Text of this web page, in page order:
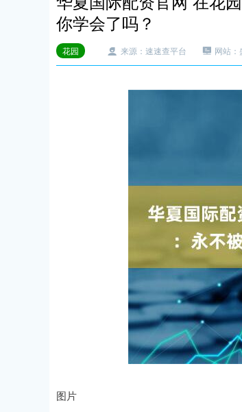
你学会了吗？
花园 来源：速速查平台 网站：
图片